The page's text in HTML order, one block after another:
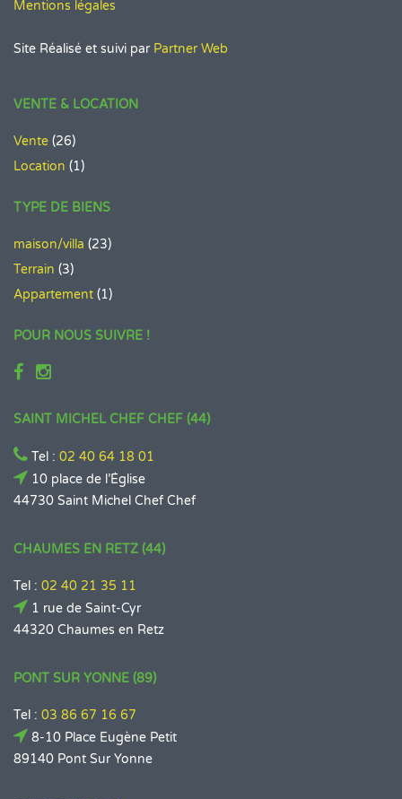
Mentions légales
Site Réalisé et suivi par Partner Web
VENTE & LOCATION
Vente (26)
Location (1)
TYPE DE BIENS
maison/villa (23)
Terrain (3)
Appartement (1)
POUR NOUS SUIVRE !
SAINT MICHEL CHEF CHEF (44)
Tel : 02 40 64 18 01
10 place de l’Église
44730 Saint Michel Chef Chef
CHAUMES EN RETZ (44)
Tel : 02 40 21 35 11
1 rue de Saint-Cyr
44320 Chaumes en Retz
PONT SUR YONNE (89)
Tel : 03 86 67 16 67
8-10 Place Eugène Petit
89140 Pont Sur Yonne